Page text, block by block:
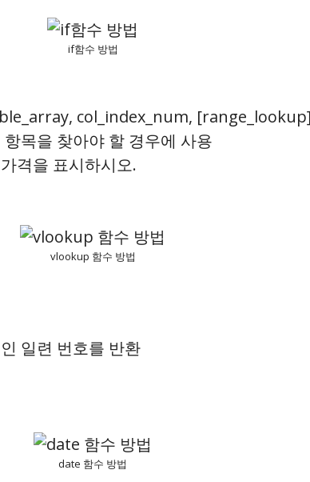
if함수 방법
col_index_num,
목을 찾아야 할 경우에 사용
격을 표시하시오.
vlookup 함수 방법
일련 번호를 반환
date 함수 방법